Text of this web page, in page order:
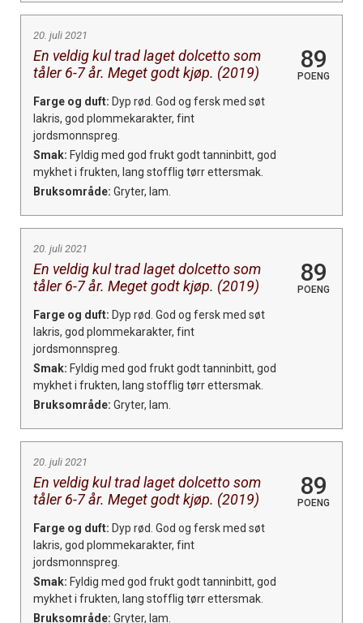
20. juli 2021
En veldig kul trad laget dolcetto som
tåler 6-7 år. Meget godt kjøp. (2019)
89
POENG
Farge og duft: Dyp rød. God og fersk med søt
lakris, god plommekarakter, fint
jordsmonnspreg.
Smak: Fyldig med god frukt godt tanninbitt, god
mykhet i frukten, lang stofflig tørr ettersmak.
Bruksområde: Gryter, lam.
20. juli 2021
En veldig kul trad laget dolcetto som
tåler 6-7 år. Meget godt kjøp. (2019)
89
POENG
Farge og duft: Dyp rød. God og fersk med søt
lakris, god plommekarakter, fint
jordsmonnspreg.
Smak: Fyldig med god frukt godt tanninbitt, god
mykhet i frukten, lang stofflig tørr ettersmak.
Bruksområde: Gryter, lam.
20. juli 2021
En veldig kul trad laget dolcetto som
tåler 6-7 år. Meget godt kjøp. (2019)
89
POENG
Farge og duft: Dyp rød. God og fersk med søt
lakris, god plommekarakter, fint
jordsmonnspreg.
Smak: Fyldig med god frukt godt tanninbitt, god
mykhet i frukten, lang stofflig tørr ettersmak.
Bruksområde: Gryter, lam.